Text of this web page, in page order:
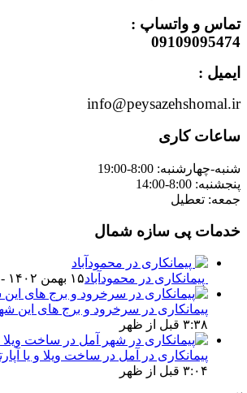
تماس و واتساپ :
09109095474
ایمیل :
info@peysazehshomal.ir
ساعات کاری
شنبه-چهارشنبه: 8:00-19:00
پنجشنبه: 8:00-14:00
جمعه: تعطیل
خدمات پی سازه شمال
پیمانکاری در محمودآباد۱۵ بهمن ۱۴۰۲ - ۶:۰۲ بعد از ظهر
پیمانکاری در سرخرود و برج‌ های این
۳:۳۸ قبل از ظهر
پیمانکاری در آمل در ساخت ویلا و یا
۳:۰۴ قبل از ظهر